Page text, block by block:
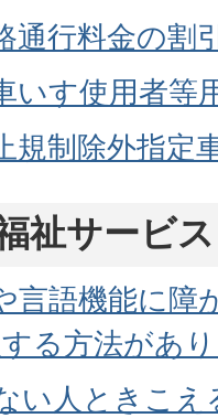
通行料金の割
いす使用者等
規制除外指定
祉サービス
言語機能に
る方法があ
い人ときこ